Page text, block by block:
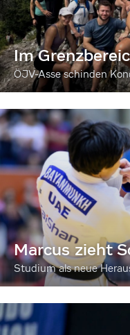
Im
ÖJV-Asse schinden
Marcus zieht
Studium als neue